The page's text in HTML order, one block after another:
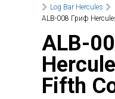
Log Bar Hercules
ALB-008 Гриф
ALB-008 Гриф
Fifth